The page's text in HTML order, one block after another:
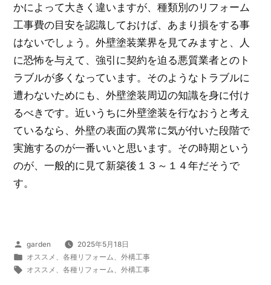
かによって大きく違いますが、種類別のリフォーム
工事費の目安を認識しておけば、あまり損をする事
はないでしょう。外壁塗装業界を見てみますと、人
に恐怖を与えて、強引に契約を迫る悪質業者とのト
ラブルが多くなっています。そのようなトラブルに
遭わないためにも、外壁塗装周辺の知識を身に付け
るべきです。近いうちに外壁塗装を行なおうと考え
ているなら、外壁の表面の異常に気が付いた段階で
実施するのが一番いいと思います。その時期という
のが、一般的に見て新築後１３～１４年だそうで
す。
投
稿
者:
garden
2025年5月18日
カ
テ
オススメ 各種リフォーム
外構工事
タ
オススメ 各種リフォーム 外構工事